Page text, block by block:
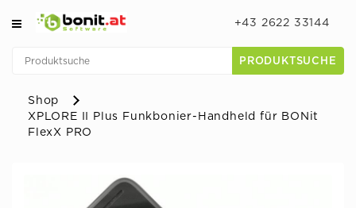
+43 2622 33144
PRODUKTSUCHE
Shop
XPLORE II Plus Funkbonier-Handheld für BONit
FlexX PRO